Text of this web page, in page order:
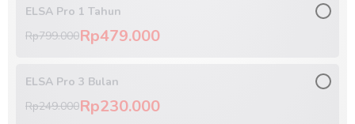
ELSA Pro 1 Tahun
Rp799.000Rp479.000
ELSA Pro 3 Bulan
Rp249.000Rp230.000